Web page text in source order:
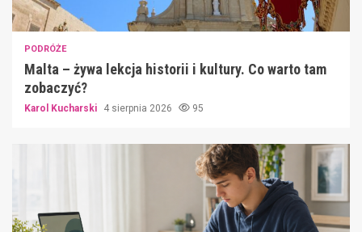
PODRÓŻE
Malta – żywa lekcja historii i kultury. Co warto tam
zobaczyć?
Karol Kucharski 4 sierpnia 2026 95